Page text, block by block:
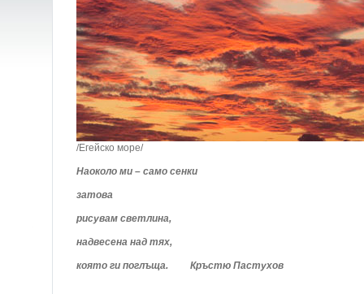
/Егейско море/
Наоколо ми – само сенки
затова
рисувам светлина,
надвесена над тях,
която ги поглъща. Кръстю Пастухов